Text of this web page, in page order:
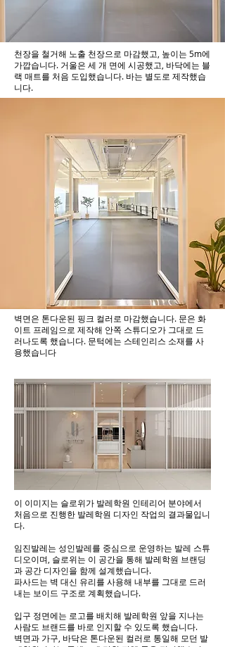
천장을 철거해 노출 천장으로 마감했고, 높이는 5m에
가깝습니다. 거울은 세 개 면에 시공했고, 바닥에는 블
랙 매트를 처음 도입했습니다. 바는 별도로 제작했습
니다.
벽면은 톤다운된 핑크 컬러로 마감했습니다. 문은 화
이트 프레임으로 제작해 안쪽 스튜디오가 그대로 드
러나도록 했습니다. 문턱에는 스테인리스 소재를 사
용했습니다
이 이미지는 슬로위가 발레학원 인테리어 분야에서
처음으로 진행한 발레학원 디자인 작업의 결과물입니
다.
임진발레는 성인발레를 중심으로 운영하는 발레 스튜
디오이며, 슬로위는 이 공간을 통해 발레학원 브랜딩
과 공간 디자인을 함께 설계했습니다.
파사드는 벽 대신 유리를 사용해 내부를 그대로 드러
내는 보이드 구조로 계획했습니다.
입구 정면에는 로고를 배치해 발레학원 앞을 지나는
사람도 브랜드를 바로 인지할 수 있도록 했습니다.
벽면과 가구, 바닥은 톤다운된 컬러로 통일해 모던 발